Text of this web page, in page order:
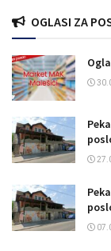
OGLASI ZA